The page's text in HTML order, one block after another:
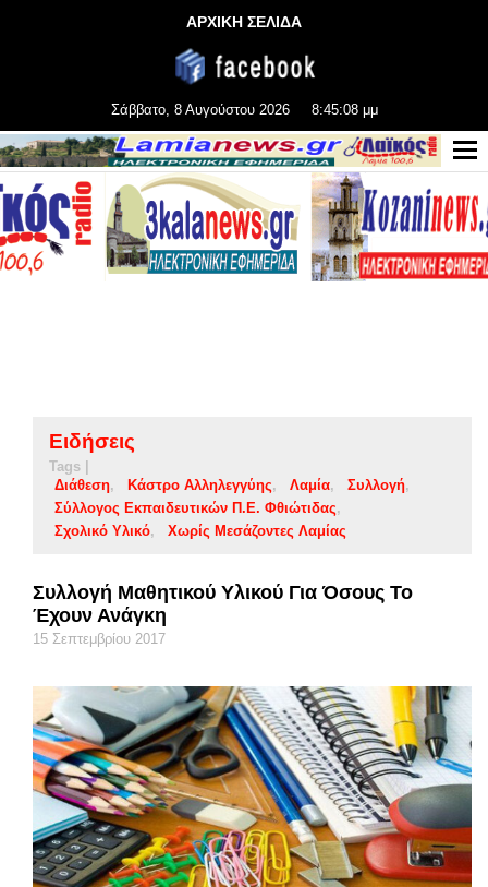
ΑΡΧΙΚΗ ΣΕΛΙΔΑ
Σάββατο, 8 Αυγούστου 2026 8:45:08 μμ
Ειδήσεις
Tags |
Διάθεση
Κάστρο Αλληλεγγύης Λαμία
Συλλογή
Σύλλογος Εκπαιδευτικών Π.Ε. Φθιώτιδας
Σχολικό Υλικό
Χωρίς Μεσάζοντες Λαμίας
Συλλογή Μαθητικού Υλικού Για Όσους Το
Έχουν Ανάγκη
15 Σεπτεμβρίου 2017